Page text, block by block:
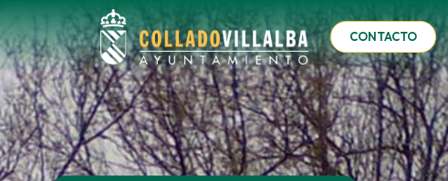
CONTACTO